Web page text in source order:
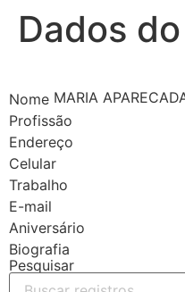
Dados
Nome MARIA
Profissão
Endereço
Celular
Trabalho
E-mail
Aniversário
Biografia
Pesquisar